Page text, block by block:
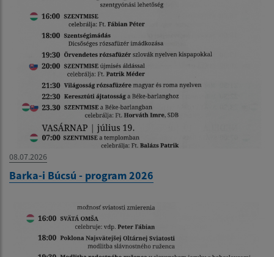
08.07.2026
Barka-i Búcsú - program 2026